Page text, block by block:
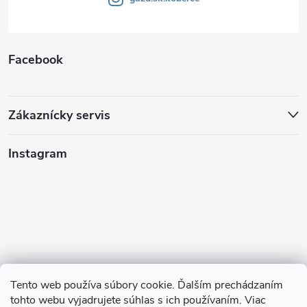
Tento web používa súbory cookie. Ďalším prechádzaním
tohto webu vyjadrujete súhlas s ich používaním. Viac
Facebook
Zákaznícky servis
Instagram